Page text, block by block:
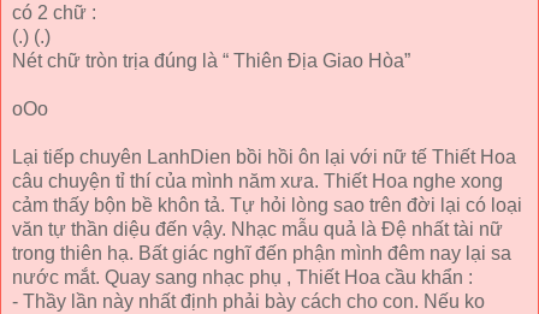
có 2 chữ :
(.) (.)
Nét chữ tròn trịa đúng là “ Thiên Địa Giao Hòa”
oOo
Lại tiếp chuyên LanhDien bồi hồi ôn lại với nữ tế Thiết Hoa
câu chuyện tỉ thí của mình năm xưa. Thiết Hoa nghe xong
cảm thấy bộn bề khôn tả. Tự hỏi lòng sao trên đời lại có loại
văn tự thần diệu đến vậy. Nhạc mẫu quả là Đệ nhất tài nữ
trong thiên hạ. Bất giác nghĩ đến phận mình đêm nay lại sa
nước mắt. Quay sang nhạc phụ , Thiết Hoa cầu khẩn :
- Thầy lần này nhất định phải bày cách cho con. Nếu ko